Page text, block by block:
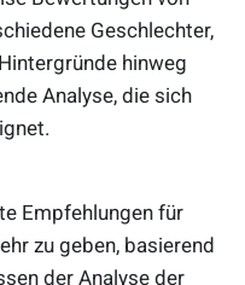
Geschlechter,
hinweg
Analyse, die sich
Empfehlungen für
zu geben, basierend
der Analyse der